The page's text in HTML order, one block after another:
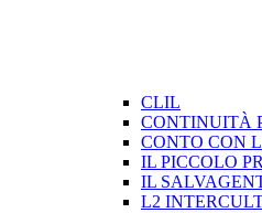
CLIL
CONTINUITÀ
CONTO CON
IL PICCOLO
IL
L2